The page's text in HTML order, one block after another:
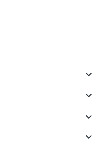



